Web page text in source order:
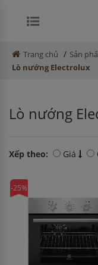
Trang chủ / Sản
Lò nướng Electrolux
Lò nướng
Xếp theo: Giá
-25%